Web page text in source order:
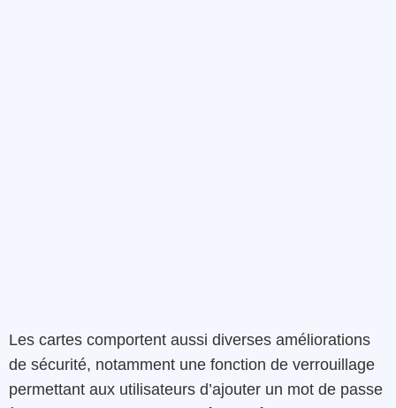
Les cartes comportent aussi diverses améliorations
de sécurité, notamment une fonction de verrouillage
permettant aux utilisateurs d’ajouter un mot de passe